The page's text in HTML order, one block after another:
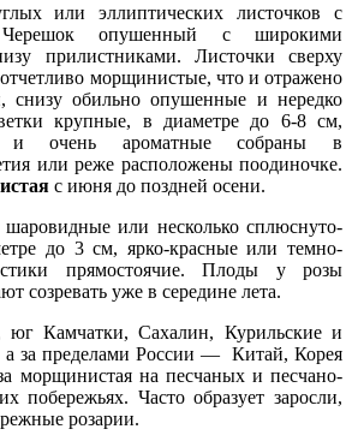
или эллиптических листочков с
опушенный с широкими
прилистниками. Листочки сверху
морщинистые, что и отражено
снизу обильно опушенные и нередко
крупные, в диаметре до 6-8 см,
и очень ароматные собраны в
или реже расположены поодиночке.
с июня до поздней осени.
или несколько сплюснуто-
до 3 см, ярко-красные или темно-
прямостоячие. Плоды у розы
созревать уже в середине лета.
Камчатки, Сахалин, Курильские и
а за пределами России — Китай, Корея
морщинистая на песчаных и песчано-
побережьях. Часто образует заросли,
розарии.